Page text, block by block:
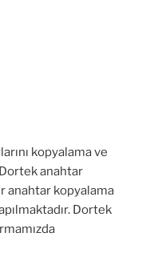
kopyalama ve
anahtar
anahtar kopyalama
Dortek